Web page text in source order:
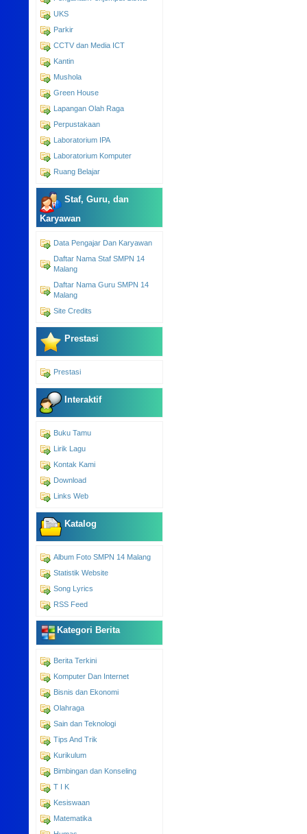
UKS
Parkir
CCTV dan Media ICT
Kantin
Mushola
Green House
Lapangan Olah Raga
Perpustakaan
Laboratorium IPA
Laboratorium Komputer
Ruang Belajar
Staf, Guru, dan
Karyawan
Data Pengajar Dan Karyawan
Daftar Nama Staf SMPN 14
Malang
Daftar Nama Guru SMPN 14
Malang
Site Credits
Prestasi
Prestasi
Interaktif
Buku Tamu
Lirik Lagu
Kontak Kami
Download
Links Web
Katalog
Album Foto SMPN 14 Malang
Statistik Website
Song Lyrics
RSS Feed
Kategori Berita
Berita Terkini
Komputer Dan Internet
Bisnis dan Ekonomi
Olahraga
Sain dan Teknologi
Tips And Trik
Kurikulum
Bimbingan dan Konseling
T I K
Kesiswaan
Matematika